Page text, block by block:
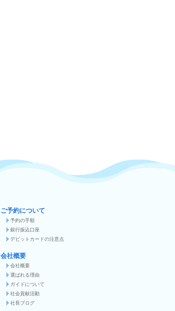
ご予約について
予約の手順
銀行振込口座
デビットカードの注意点
会社概要
会社概要
選ばれる理由
ガイドについて
社会貢献活動
社長ブログ